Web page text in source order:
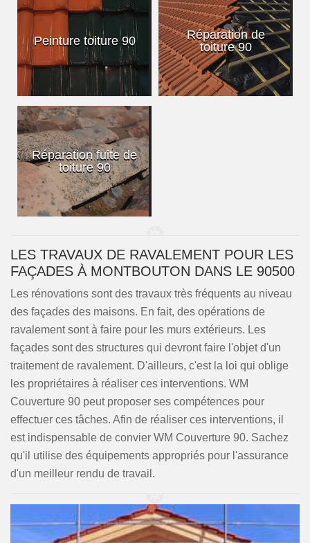
Peinture toiture 90
Réparation de
toiture 90
Réparation fuite de
toiture 90
LES TRAVAUX DE RAVALEMENT POUR LES
FAÇADES À MONTBOUTON DANS LE 90500
Les rénovations sont des travaux très fréquents au niveau
des façades des maisons. En fait, des opérations de
ravalement sont à faire pour les murs extérieurs. Les
façades sont des structures qui devront faire l'objet d'un
traitement de ravalement. D'ailleurs, c'est la loi qui oblige
les propriétaires à réaliser ces interventions. WM
Couverture 90 peut proposer ses compétences pour
effectuer ces tâches. Afin de réaliser ces interventions, il
est indispensable de convier WM Couverture 90. Sachez
qu'il utilise des équipements appropriés pour l'assurance
d'un meilleur rendu de travail.